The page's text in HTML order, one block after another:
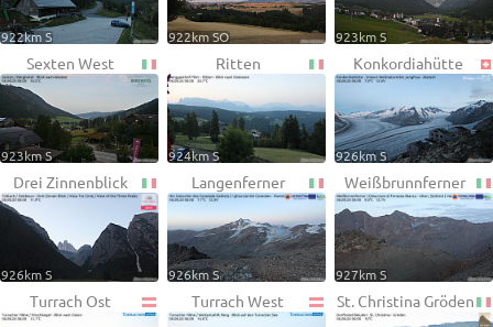
922km S 922km SO 923km S
Sexten West
923km S
Ritten
924km S
Konkordiahütte
926km S
Drei Zinnenblick
926km S
Langenferner
926km S
Weißbrunnferner
927km S
Turrach Ost Turrach West St. Christina Gröden